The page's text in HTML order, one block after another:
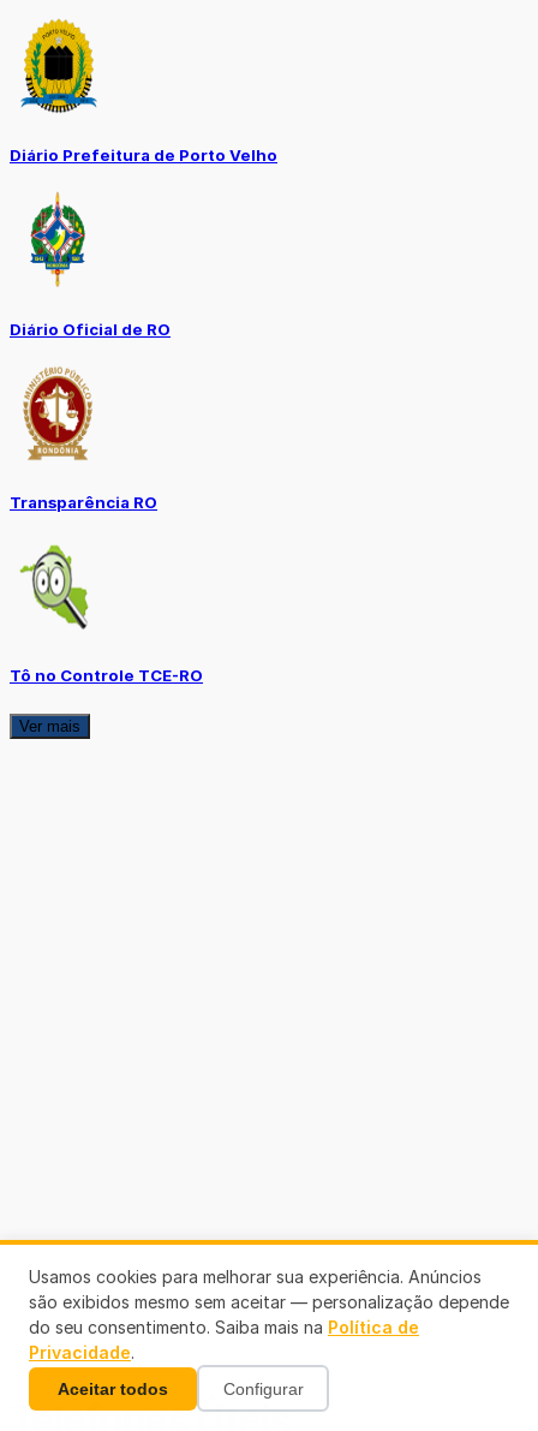
Diário Prefeitura de Porto Velho
Diário Oficial de RO
Transparência RO
Tô no Controle TCE-RO
Ver mais
Telefones Úteis
Usamos cookies para melhorar sua experiência. Anúncios
são exibidos mesmo sem aceitar — personalização depende
do seu consentimento. Saiba mais na Política de
Privacidade.
Aceitar todos Configurar